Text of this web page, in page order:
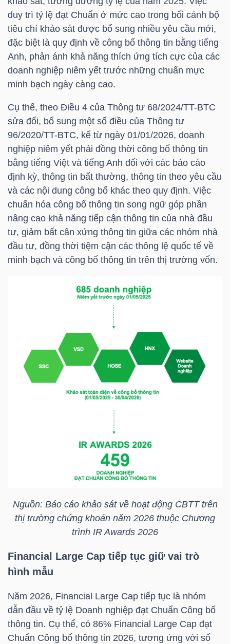
duy trì tỷ lệ đạt Chuẩn ở mức cao trong bối cảnh bộ
tiêu chí khảo sát được bổ sung nhiều yêu cầu mới,
đặc biệt là quy định về công bố thông tin bằng tiếng
Anh, phản ánh khả năng thích ứng tích cực của các
doanh nghiệp niêm yết trước những chuẩn mực
minh bạch ngày càng cao.
Cụ thể, theo Điều 4 của Thông tư 68/2024/TT-BTC
sửa đổi, bổ sung một số điều của Thông tư
96/2020/TT-BTC, kể từ ngày 01/01/2026, doanh
nghiệp niêm yết phải đồng thời công bố thông tin
bằng tiếng Việt và tiếng Anh đối với các báo cáo
định kỳ, thông tin bất thường, thông tin theo yêu cầu
và các nội dung công bố khác theo quy định. Việc
chuẩn hóa công bố thông tin song ngữ góp phần
nâng cao khả năng tiếp cận thông tin của nhà đầu
tư, giảm bất cân xứng thông tin giữa các nhóm nhà
đầu tư, đồng thời tiệm cận các thông lệ quốc tế về
minh bạch và công bố thông tin trên thị trường vốn.
Nguồn: Báo cáo khảo sát về hoạt động CBTT trên
thị trường chứng khoán năm 2026 thuộc Chương
trình IR Awards 2026
Financial Large Cap tiếp tục giữ vai trò
hình mẫu
Năm 2026, Financial Large Cap tiếp tục là nhóm
dẫn đầu về tỷ lệ Doanh nghiệp đạt Chuẩn Công bố
thông tin. Cụ thể, có 86% Financial Large Cap đạt
Chuẩn Công bố thông tin 2026, tương ứng với số
ĐÔNG
DƯƠNG
TÀI
CHÍNH
CÁ
NHÂN
PHÂN
TÍCH
VIETSTOCKFINANCE
NGÀNH
PHÁI
PHIẾU